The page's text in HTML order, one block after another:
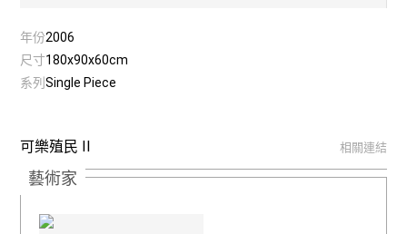
年份2006
尺寸180x90x60cm
系列Single Piece
可樂殖民 II 相關連結
藝術家